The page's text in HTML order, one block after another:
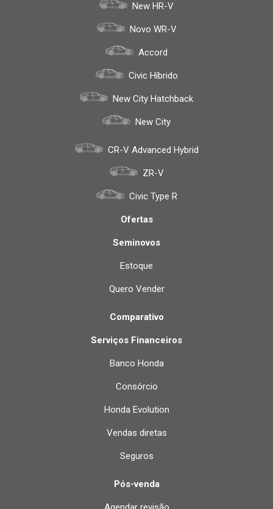
New HR-V
Novo WR-V
Accord
Civic Híbrido
New City Hatchback
New City
CR-V Advanced Hybrid
ZR-V
Civic Type R
Ofertas
Seminovos
Estoque
Quero Vender
Comparativo
Serviços Financeiros
Banco Honda
Consórcio
Honda Evolution
Vendas diretas
Seguros
Pós-venda